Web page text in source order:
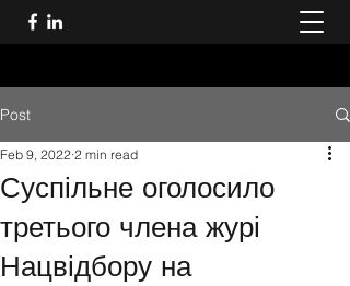
Post
Суспільне оголосило
третього члена журі
Нацвідбору на
Feb 9, 2022 2 min read